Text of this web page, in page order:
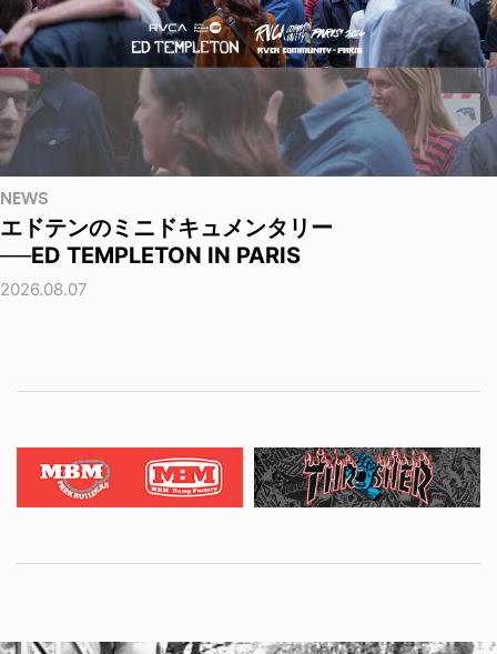
NEWS
エドテンのミニドキュメンタリー
──ED TEMPLETON IN PARIS
2026.08.07